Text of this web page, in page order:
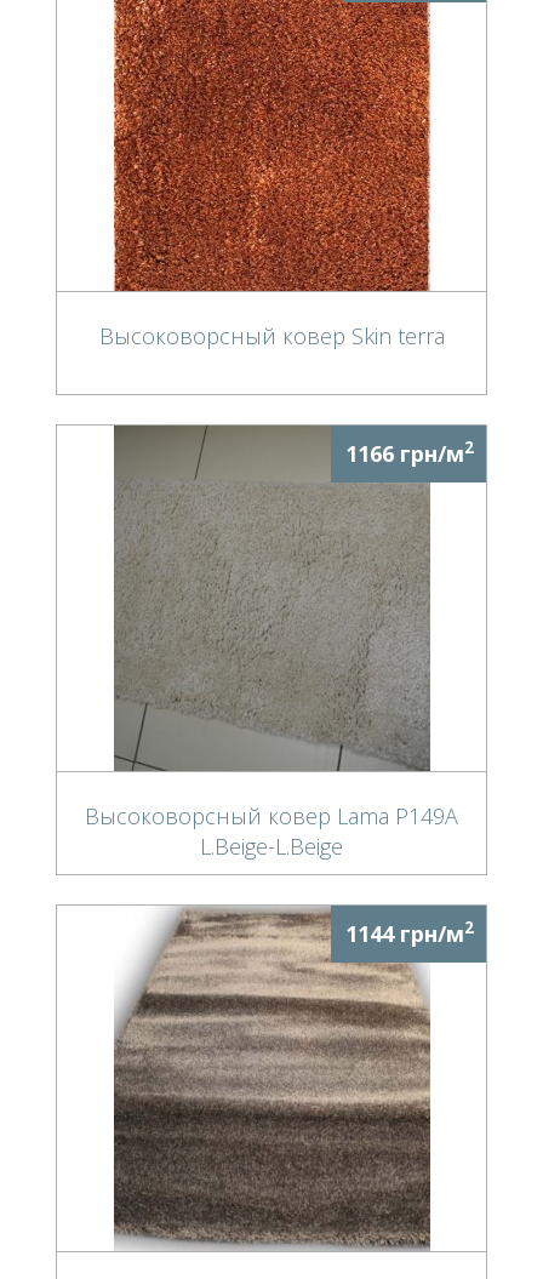
Высоковорсный ковер Skin terra
1166 грн/м2
Высоковорсный ковер Lama P149A
L.Beige-L.Beige
1144 грн/м2